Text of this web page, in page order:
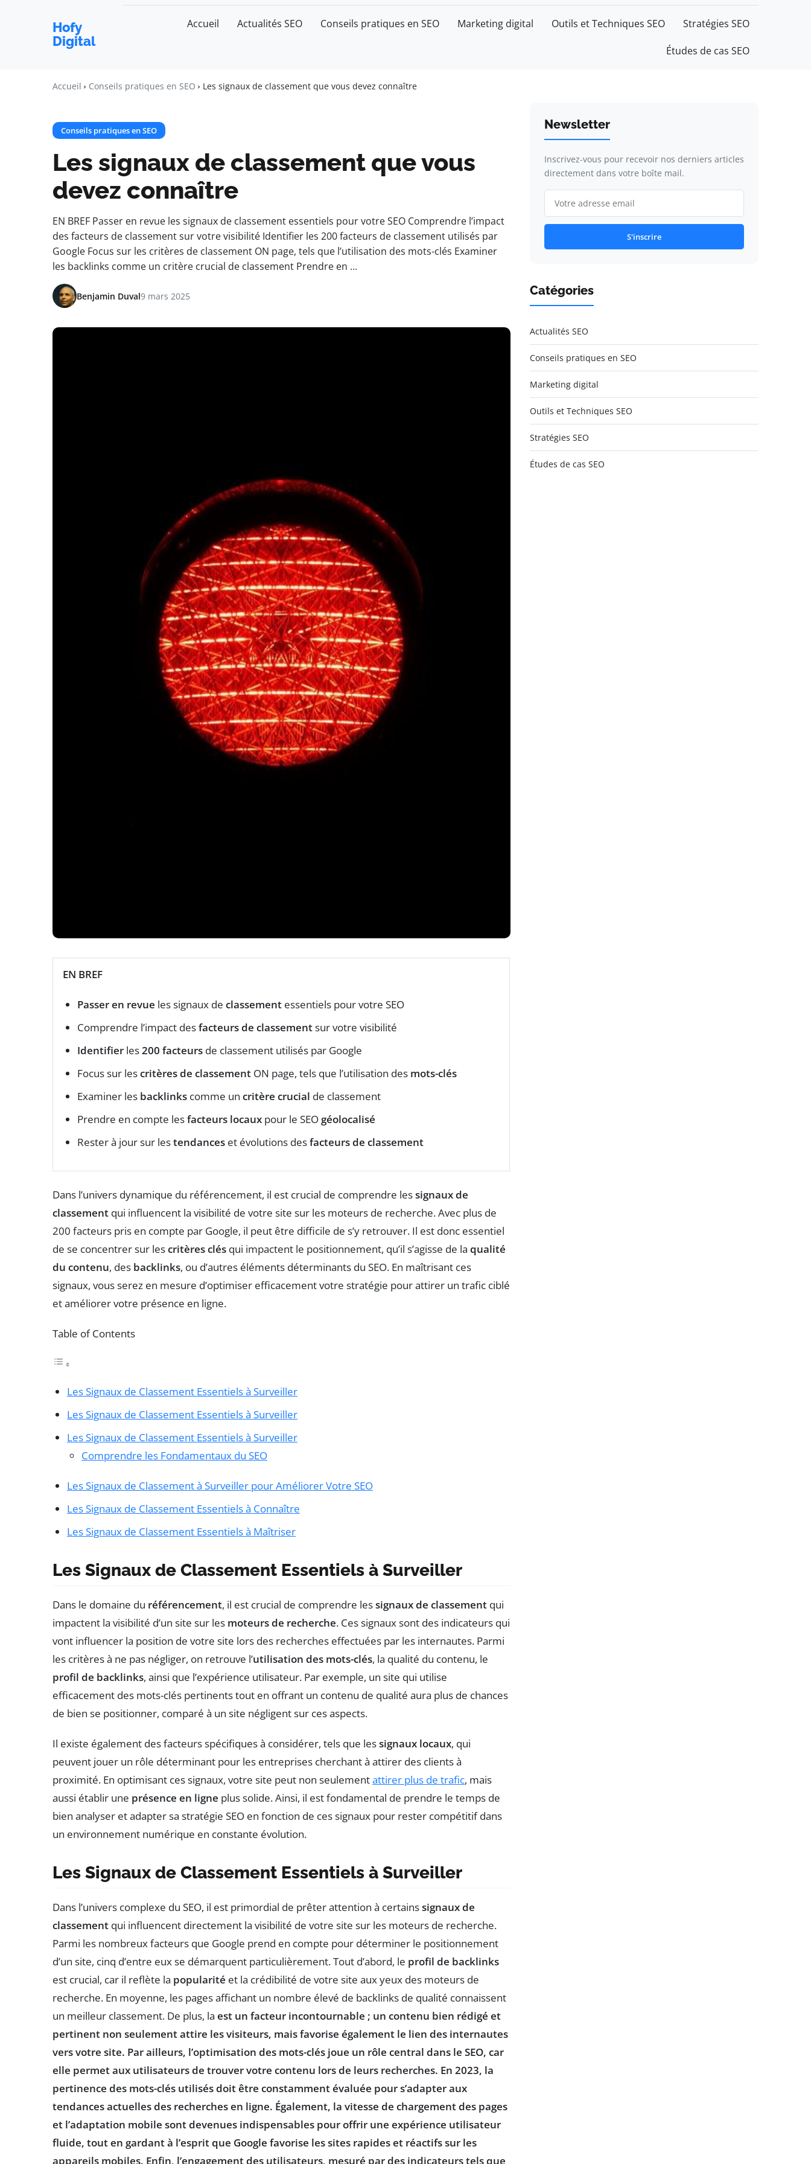
Hofy
Digital
Accueil Actualités SEO Conseils pratiques en SEO Marketing digital Outils et Techniques SEO Stratégies SEO
Études de cas SEO
Accueil Conseils pratiques en SEO Les signaux de classement que vous devez connaître
Conseils pratiques en SEO
Les signaux de classement que vous
devez connaître
EN BREF Passer en revue les signaux de classement essentiels pour votre SEO Comprendre l’impact
des facteurs de classement sur votre visibilité Identifier les 200 facteurs de classement utilisés par
Google Focus sur les critères de classement ON page, tels que l’utilisation des mots-clés Examiner
les backlinks comme un critère crucial de classement Prendre en …
Benjamin Duval9 mars 2025
EN BREF
Passer en revue les signaux de classement essentiels pour votre SEO
Comprendre l’impact desfacteurs de classementsur votre visibilité
Identifier les200 facteurs de classement utilisés par Google
Focus sur lescritères de classement ON page, tels que l’utilisation des mots-clés
Examiner les backlinks comme un critère crucial de classement
Prendre en compte lesfacteurs locaux pour le SEO géolocalisé
Rester à jour sur lestendances et évolutions desfacteurs de classement
Dans l’univers dynamique du référencement, il est crucial de comprendre lessignaux de
classement qui influencent la visibilité de votre site sur les moteurs de recherche. Avec plus de
200 facteurs pris en compte par Google, il peut être difficile de s’y retrouver. Il est donc essentiel
de se concentrer sur lescritères clés qui impactent le positionnement, qu’il s’agisse de la qualité
du contenu, des backlinks, ou d’autres éléments déterminants du SEO. En maîtrisant ces
signaux, vous serez en mesure d’optimiser efficacement votre stratégie pour attirer un trafic ciblé
et améliorer votre présence en ligne.
Table of Contents
Les Signaux de Classement Essentiels à Surveiller
Les Signaux de Classement Essentiels à Surveiller
Les Signaux de Classement Essentiels à Surveiller
Comprendre les Fondamentaux du SEO
Les Signaux de Classement à Surveiller pour Améliorer Votre SEO
Les Signaux de Classement Essentiels à Connaître
Les Signaux de Classement Essentiels à Maîtriser
Les Signaux de Classement Essentiels à Surveiller
Dans le domaine du référencement, il est crucial de comprendre lessignaux de classement qui
impactent la visibilité d’un site sur les moteurs de recherche. Ces signaux sont des indicateurs qui
vont influencer la position de votre site lors des recherches effectuées par les internautes. Parmi
les critères à ne pas négliger, on retrouve l’utilisation des mots-clés, la qualité du contenu, le
profil de backlinks, ainsi que l’expérience utilisateur. Par exemple, un site qui utilise
efficacement des mots-clés pertinents tout en offrant un contenu de qualité aura plus de chances
de bien se positionner, comparé à un site négligent sur ces aspects.
Il existe également des facteurs spécifiques à considérer, tels que lessignaux locaux, qui
peuvent jouer un rôle déterminant pour les entreprises cherchant à attirer des clients à
proximité. En optimisant ces signaux, votre site peut non seulementattirer plus de trafic, mais
aussi établir une présence en ligne plus solide. Ainsi, il est fondamental de prendre le temps de
bien analyser et adapter sa stratégie SEO en fonction de ces signaux pour rester compétitif dans
un environnement numérique en constante évolution.
Les Signaux de Classement Essentiels à Surveiller
Dans l’univers complexe du SEO, il est primordial de prêter attention à certainssignaux de
classement qui influencent directement la visibilité de votre site sur les moteurs de recherche.
Parmi les nombreux facteurs que Google prend en compte pour déterminer le positionnement
d’un site, cinq d’entre eux se démarquent particulièrement. Tout d’abord, le profil de backlinks
est crucial, car il reflète la popularité et la crédibilité de votre site aux yeux des moteurs de
recherche. En moyenne, les pages affichant un nombre élevé de backlinks de qualité connaissent
un meilleur classement. De plus, la est un facteur incontournable ; un contenu bien rédigé et
pertinent non seulement attire les visiteurs, mais favorise également le lien des internautes
vers votre site. Par ailleurs, l’optimisation des mots-clés joue un rôle central dans le SEO, car
elle permet aux utilisateurs de trouver votre contenu lors de leurs recherches. En 2023, la
pertinence des mots-clés utilisés doit être constamment évaluée pour s’adapter aux
tendances actuelles des recherches en ligne. Également, la vitesse de chargementdes pages
et l’adaptation mobile sont devenues indispensables pour offrir une expérience utilisateur
fluide, tout en gardant à l’esprit que Google favorise les sites rapides et réactifs sur les
appareils mobiles. Enfin, l’engagement des utilisateurs, mesuré par des indicateurs tels que
Newsletter
Inscrivez-vous pour recevoir nos derniers articles
directement dans votre boîte mail.
S'inscrire
Catégories
Actualités SEO
Conseils pratiques en SEO
Marketing digital
Outils et Techniques SEO
Stratégies SEO
Études de cas SEO